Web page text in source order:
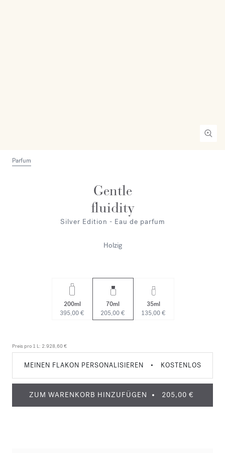
Parfum
Gentle
fluidity
Silver Edition - Eau de parfum
Holzig
200ml
395,00 €
70ml
205,00 €
35ml
135,00 €
Preis pro 1 L: 2.928,60 €
MEINEN FLAKON PERSONALISIEREN • KOSTENLOS
ZUM WARENKORB HINZUFÜGEN 205,00 €